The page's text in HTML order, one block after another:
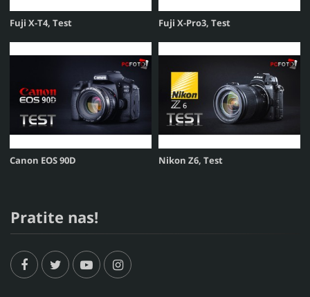
Fuji X-T4, Test Fuji X-Pro3, Test
Canon EOS 90D Nikon Z6, Test
Pratite nas!